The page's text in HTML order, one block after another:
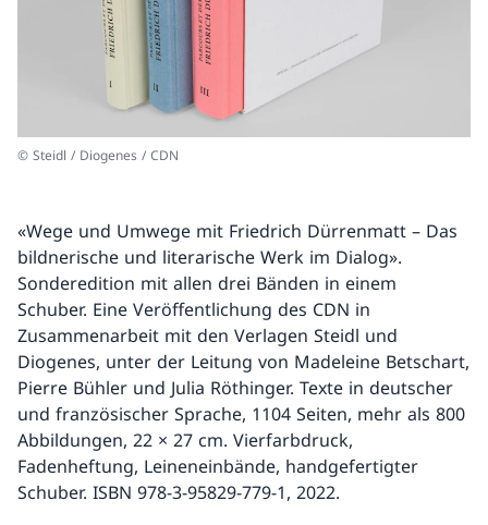
© Steidl / Diogenes / CDN
«Wege und Umwege mit Friedrich Dürrenmatt – Das
bildnerische und literarische Werk im Dialog».
Sonderedition mit allen drei Bänden in einem
Schuber. Eine Veröffentlichung des CDN in
Zusammenarbeit mit den Verlagen Steidl und
Diogenes, unter der Leitung von Madeleine Betschart,
Pierre Bühler und Julia Röthinger. Texte in deutscher
und französischer Sprache, 1104 Seiten, mehr als 800
Abbildungen, 22 × 27 cm. Vierfarbdruck,
Fadenheftung, Leineneinbände, handgefertigter
Schuber. ISBN 978-3-95829-779-1, 2022.